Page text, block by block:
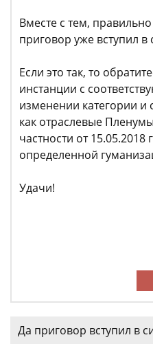
Вместе с тем,
приговор уже вступил в
Если это так, то
инстанции с
изменении категории и
как отраслевые
частности от
определенной
Удачи!
Да приговор вступил в